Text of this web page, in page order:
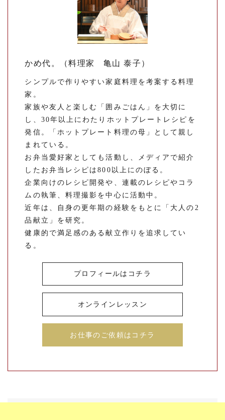
かめ代。（料理家 亀山 泰子）
シンプルで作りやすい家庭料理を考案する料理
家。
家族や友人と楽しむ「囲みごはん」を大切に
し、30年以上にわたりホットプレートレシピを
発信。「ホットプレート料理の母」として親し
まれている。
お弁当愛好家としても活動し、メディアで紹介
したお弁当レシピは800以上にのぼる。
企業向けのレシピ開発や、連載のレシピやコラ
ムの執筆、料理撮影を中心に活動中。
近年は、自身の更年期の経験をもとに「大人の2
品献立」を研究。
健康的で満足感のある献立作りを追求してい
る。
プロフィールはコチラ
オンラインレッスン
お仕事のご依頼はコチラ